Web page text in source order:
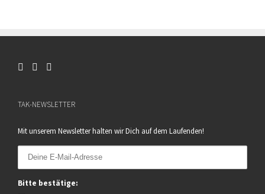
TAK-NEWSLETTER
Mit unserem Newsletter halten wir Dich auf dem Laufenden!
Bitte bestätige: